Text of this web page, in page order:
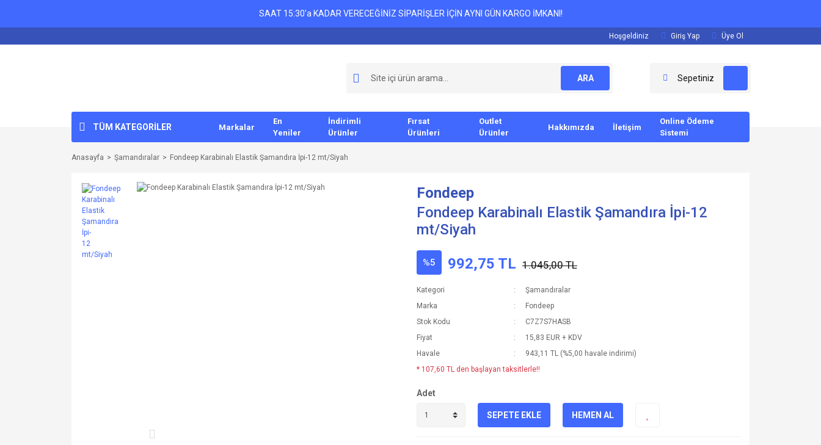
SAAT 15:30'a KADAR VERECEĞİNİZ SİPARİŞLER İÇİN AYNI GÜN KARGO İMKANI!
Hoşgeldiniz Giriş Yap Üye Ol
ARA Sepetiniz
TÜM KATEGORİLER Markalar
En
Yeniler
İndirimli
Ürünler
Fırsat
Ürünleri
Outlet
Ürünler
Hakkımızda İletişim
Online Ödeme
Sistemi
Anasayfa Şamandıralar Fondeep Karabinalı Elastik Şamandıra İpi-12 mt/Siyah
Fondeep
Fondeep Karabinalı Elastik Şamandıra İpi-12
mt/Siyah
%5 992,75 TL 1.045,00 TL
Kategori
Şamandıralar
Marka
Fondeep
Stok Kodu
C7Z7S7HASB
Fiyat
15,83 EUR + KDV
Havale
943,11 TL (%5,00 havale indirimi)
* 107,60 TL den başlayan taksitlerle!!
Adet
SEPETE EKLE HEMEN AL